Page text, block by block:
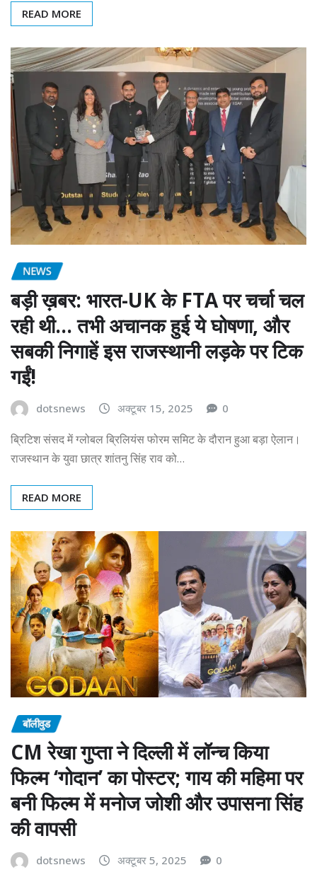
READ MORE
NEWS
बड़ी ख़बर: भारत-UK के FTA पर चर्चा चल
रही थी… तभी अचानक हुई ये घोषणा, और
सबकी निगाहें इस राजस्थानी लड़के पर टिक
गईं!
dotsnews अक्टूबर 15, 2025 0
ब्रिटिश संसद में ग्लोबल ब्रिलियंस फोरम समिट के दौरान हुआ बड़ा ऐलान।
राजस्थान के युवा छात्र शांतनु सिंह राव को…
READ MORE
बॉलीवुड
CM रेखा गुप्ता ने दिल्ली में लॉन्च किया
फिल्म ‘गोदान’ का पोस्टर; गाय की महिमा पर
बनी फिल्म में मनोज जोशी और उपासना सिंह
की वापसी
dotsnews अक्टूबर 5, 2025 0